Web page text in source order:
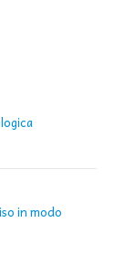
in modo